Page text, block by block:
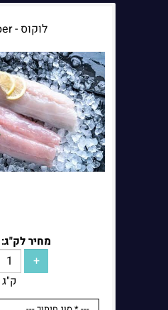
לוקוס - Grouper
מחיר לק"ג:
ק"ג